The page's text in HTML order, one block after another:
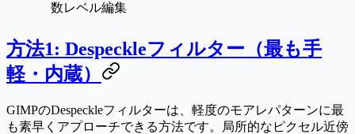
数レベル編集
方法1: Despeckleフィルター（最も手
軽・内蔵）
GIMPのDespeckleフィルターは、軽度のモアレパターンに最
も素早くアプローチできる方法です。局所的なピクセル近傍